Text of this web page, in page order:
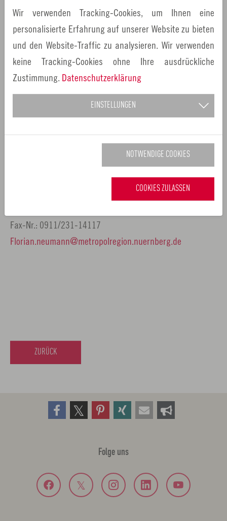
Als Teil eines bundesweiten Netzwerkes berät die
Transferagentur Bayern Kommunen beim Auf- und
Ausbau ihres Bildungsmanagements vor Ort.
Ansprechpartner:
Transferagentur Bayern – Regionalbüro Nord
Leitung Regionalbüro Nord
Europäische Metropolregion Nürnberg
Fax-Nr.: 0911/231-14117
Florian.neumann
metropolregion.nuernberg.de
ZURÜCK
Folge uns
Wir verwenden Tracking-Cookies, um Ihnen eine
personalisierte Erfahrung auf unserer Website zu bieten
und den Website-Traffic zu analysieren. Wir verwenden
keine Tracking-Cookies ohne Ihre ausdrückliche
Zustimmung. Datenschutzerklärung
EINSTELLUNGEN
NOTWENDIGE COOKIES
COOKIES ZULASSEN